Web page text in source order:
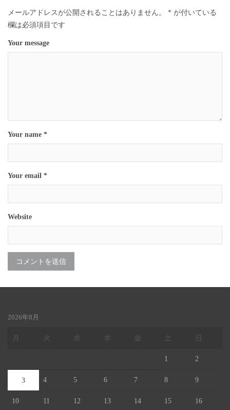
メールアドレスが公開されることはありません。 * が付いている
欄は必須項目です
Your message
Your name *
Your email *
Website
2026年8月
1 2
3 4 5 6 7 8 9
10 11 12 13 14 15 16